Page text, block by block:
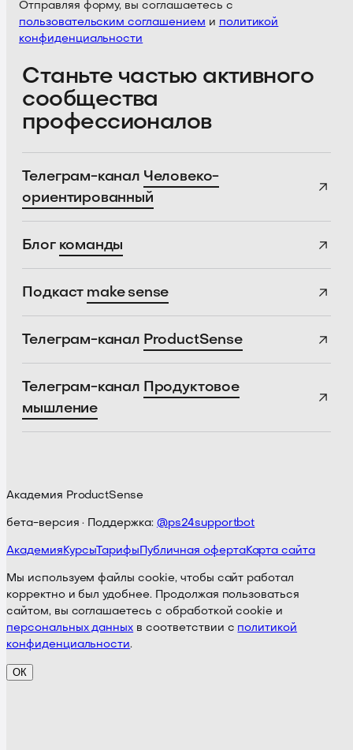
Отправляя форму, вы соглашаетесь с
пользовательским соглашением и политикой
конфиденциальности
Станьте частью активного
сообщества
профессионалов
Телеграм-канал Человеко-
ориентированный
Блог команды
Подкаст make sense
Телеграм-канал ProductSense
Телеграм-канал Продуктовое
мышление
Академия ProductSense
бета-версия · Поддержка: @ps24supportbot
Академия КурсыТарифы Публичная офертаКарта сайта
Мы используем файлы cookie, чтобы сайт работал
корректно и был удобнее. Продолжая пользоваться
сайтом, вы соглашаетесь с обработкой cookie и
персональных данных в соответствии с политикой
конфиденциальности.
ОК